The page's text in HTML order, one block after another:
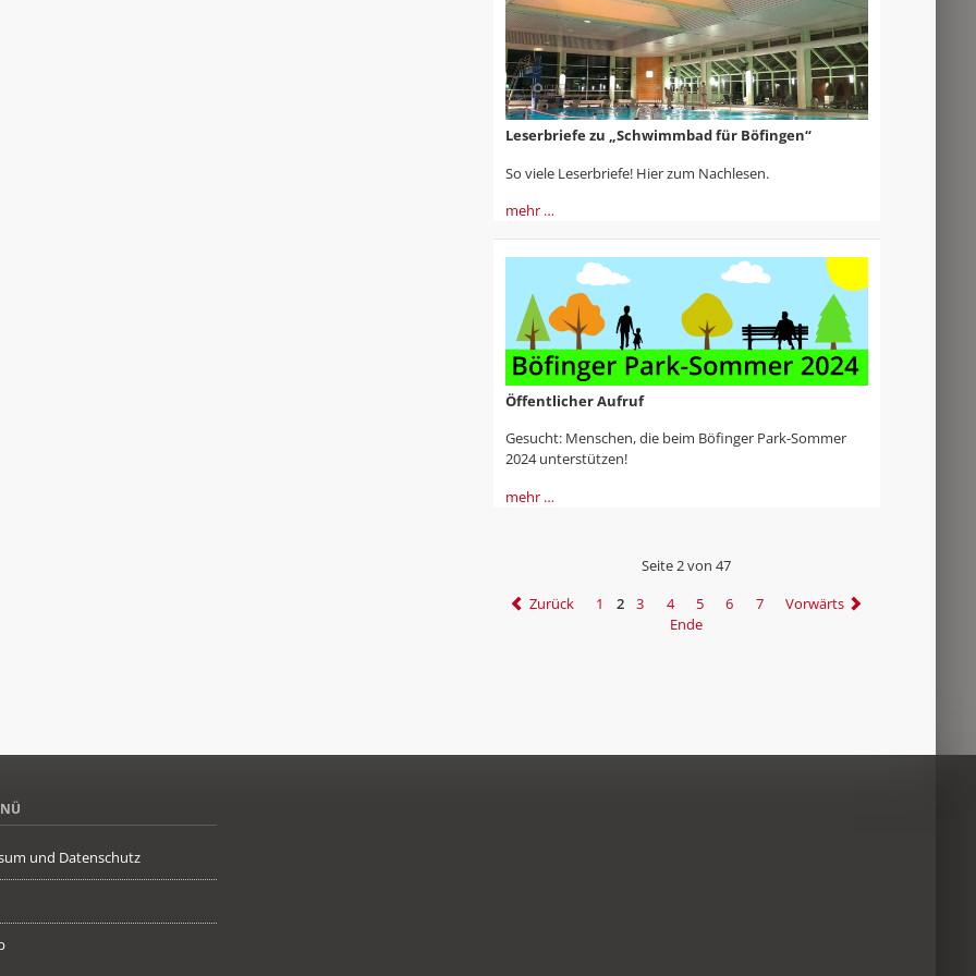
Leserbriefe zu „Schwimmbad für Böfingen“
So viele Leserbriefe! Hier zum Nachlesen.
mehr …
Öffentlicher Aufruf
Gesucht: Menschen, die beim Böfinger Park-Sommer
2024 unterstützen!
mehr …
Seite 2 von 47
Zurück
1 2 3 4 5 6 7
Vorwärts
Ende
und Datenschutz